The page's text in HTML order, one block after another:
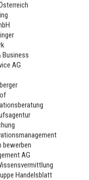
Business
AG
bewerben
AG
Handelsblatt